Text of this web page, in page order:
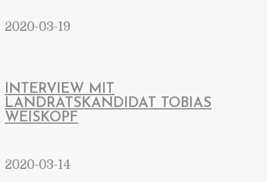
2020-03-19
INTERVIEW MIT
LANDRATSKANDIDAT TOBIAS
WEISKOPF
2020-03-14